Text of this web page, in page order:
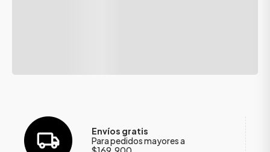
Envíos gratis
Para pedidos mayores a